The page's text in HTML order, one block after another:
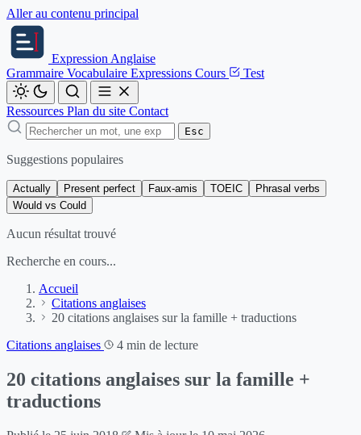
Aller au contenu principal
Expression Anglaise
Grammaire Vocabulaire Expressions Cours Test
Ressources Plan du site Contact
Esc
Suggestions populaires
Actually Present perfect Faux-amis TOEIC
Phrasal verbs
Would vs Could
Aucun résultat trouvé
Recherche en cours...
Accueil
Citations anglaises
20 citations anglaises sur la famille + traductions
Citations anglaises
4 min de lecture
20 citations anglaises sur la famille +
traductions